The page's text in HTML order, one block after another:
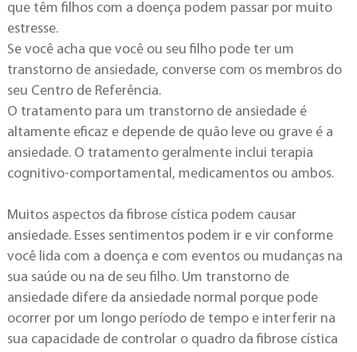
que têm filhos com a doença podem passar por muito
estresse.
Se você acha que você ou seu filho pode ter um
transtorno de ansiedade, converse com os membros do
seu Centro de Referência.
O tratamento para um transtorno de ansiedade é
altamente eficaz e depende de quão leve ou grave é a
ansiedade. O tratamento geralmente inclui terapia
cognitivo-comportamental, medicamentos ou ambos.
Muitos aspectos da fibrose cística podem causar
ansiedade. Esses sentimentos podem ir e vir conforme
você lida com a doença e com eventos ou mudanças na
sua saúde ou na de seu filho. Um transtorno de
ansiedade difere da ansiedade normal porque pode
ocorrer por um longo período de tempo e interferir na
sua capacidade de controlar o quadro da fibrose cística